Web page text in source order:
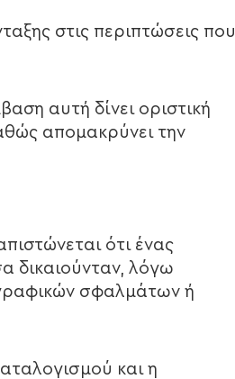
στις περιπτώσεις που
αυτή δίνει οριστική
απομακρύνει την
ότι ένας
δικαιούνταν, λόγω
σφαλμάτων ή
και η